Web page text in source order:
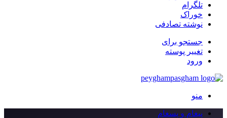
تلگرام
خوراک
نوشته تصادفی
جستجو برای
تغییر پوسته
ورود
منو
پیغام و پسغام